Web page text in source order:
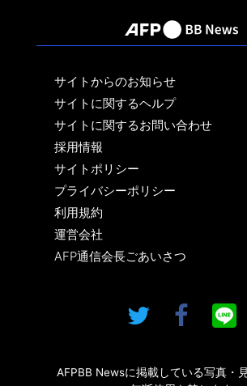
サイトからのお知らせ
サイトに関するヘルプ
サイトに関するお問い合わせ
採用情報
サイトポリシー
プライバシーポリシー
利用規約
運営会社
AFP通信会長ごあいさつ
AFPBB Newsに掲載している写真・